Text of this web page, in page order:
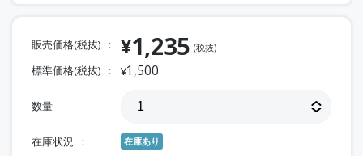
販売価格(税抜) ¥1,235 (税抜)
標準価格(税抜) ¥1,500
数量
在庫状況 在庫あり